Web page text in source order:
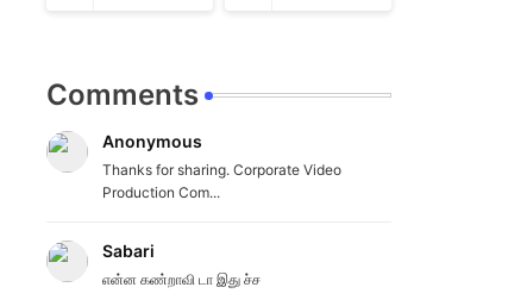
Comments
Anonymous
Thanks for sharing. Corporate Video
Production Com...
Sabari
என்ன கண்றாவி டா இது ச்ச